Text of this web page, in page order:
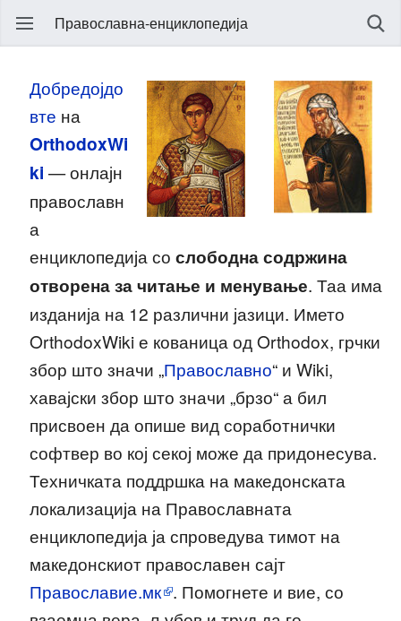
Православна-енциклопедија
Добредојдо
вте на
OrthodoxWi
ki — онлајн
православн
а
енциклопедија сослободна содржина
отворена за читање и менување. Таа има
изданија на 12 различни јазици. Името
OrthodoxWiki е кованица од Orthodox, грчки
збор што значи „Православно“ и Wiki,
хавајски збор што значи „брзо“ а бил
присвоен да опише вид соработнички
софтвер во кој секој може да придонесува.
Техничката поддршка на македонската
локализација на Православната
енциклопедија ја спроведува тимот на
македонскиот православен сајт
Православие.мк . Помогнете и вие, со